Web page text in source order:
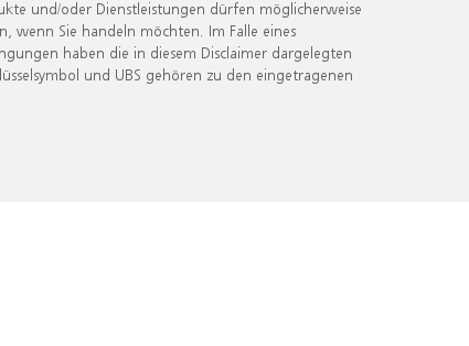
und/oder Dienstleistungen dürfen möglicherweise
wenn Sie handeln möchten. Im Falle eines
haben die in diesem Disclaimer dargelegten
und UBS gehören zu den eingetragenen